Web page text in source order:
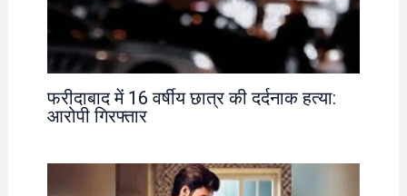
फरीदाबाद में 16 वर्षीय छात्र की दर्दनाक हत्या:
आरोपी गिरफ्तार